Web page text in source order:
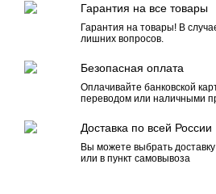
Гарантия на все товары
Гарантия на товары! В
лишних вопросов.
Безопасная оплата
Оплачивайте банковской
переводом или наличными
Доставка по всей России
Вы можете выбрать
или в пункт самовывоза